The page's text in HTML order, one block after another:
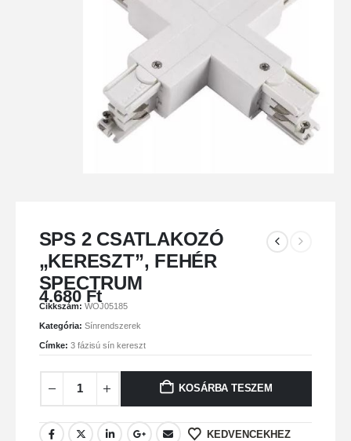
SPS 2 CSATLAKOZÓ
„KERESZT”, FEHÉR
SPECTRUM
4.680 Ft
Cikkszám: WOJ05185
Kategória: Sínrendszerek
Címke: 3 fázisú sín kereszt
KOSÁRBA TESZEM
KEDVENCEKHEZ